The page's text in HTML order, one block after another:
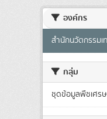
องค์กร
สำนักนวัตกรรมเ
กลุ่ม
ชุดข้อมูลพืชเศร